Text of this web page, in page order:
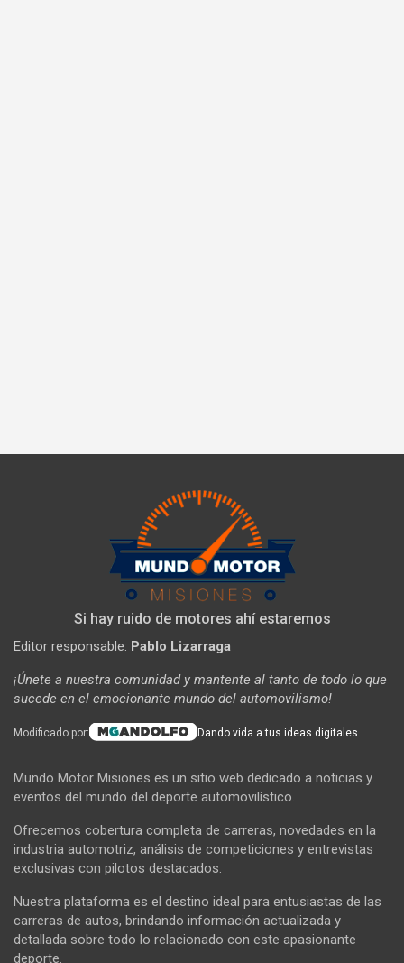
Si hay ruido de motores ahí estaremos
Editor responsable: Pablo Lizarraga
¡Únete a nuestra comunidad y mantente al tanto de todo lo que
sucede en el emocionante mundo del automovilismo!
Modificado por: Dando vida a tus ideas digitales
Mundo Motor Misiones es un sitio web dedicado a noticias y
eventos del mundo del deporte automovilístico.
Ofrecemos cobertura completa de carreras, novedades en la
industria automotriz, análisis de competiciones y entrevistas
exclusivas con pilotos destacados.
Nuestra plataforma es el destino ideal para entusiastas de las
carreras de autos, brindando información actualizada y
detallada sobre todo lo relacionado con este apasionante
deporte.